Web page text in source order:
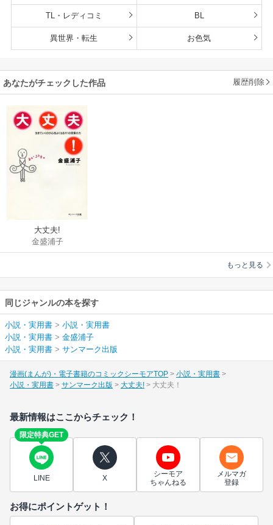
TL・レディコミ BL
異世界・転生 お色気
あなたがチェックした作品 履歴削除
大丈夫!
金盛浦子
もっと見る
同じジャンルの本を探す
小説・実用書 > 小説・実用書
小説・実用書 > 金盛浦子
小説・実用書 > サンマーク出版
漫画(まんが)・電子書籍のコミックシーモアTOP
小説・実用書
小説・実用書
サンマーク出版 大丈夫! 大丈夫！
最新情報はここからチェック！
限定特典GET
LINE X
シーモア
ちゃんねる
メルマガ
登録
お得にポイントゲット！